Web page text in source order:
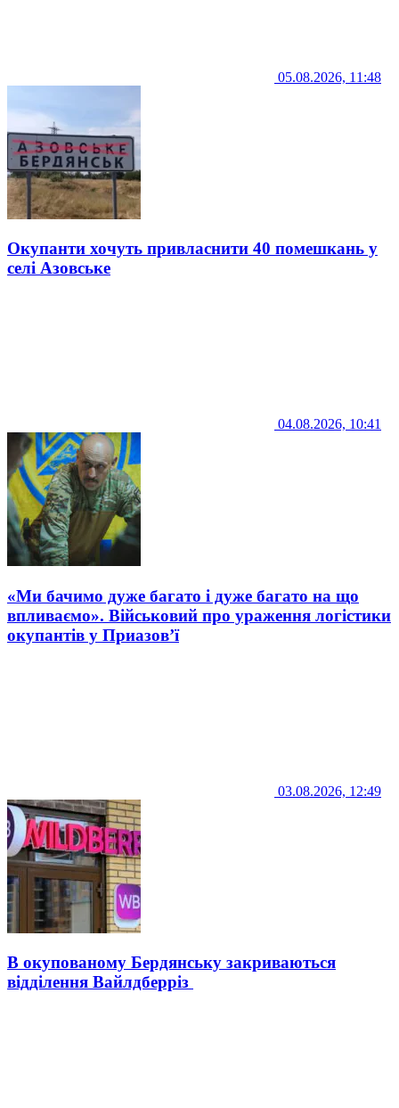
05.08.2026, 11:48
Окупанти хочуть привласнити 40 помешкань у
селі Азовське
04.08.2026, 10:41
«Ми бачимо дуже багато і дуже багато на що
впливаємо». Військовий про ураження логістики
окупантів у Приазов’ї
03.08.2026, 12:49
В окупованому Бердянську закриваються
відділення Вайлдберріз